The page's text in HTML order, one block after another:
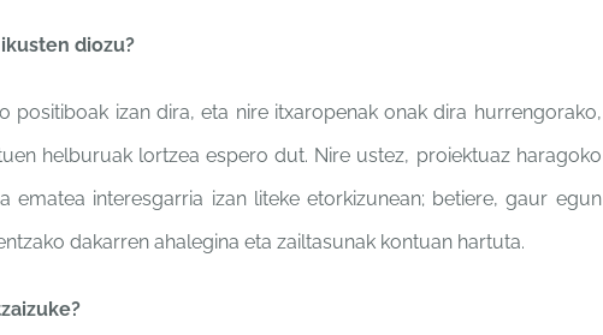
ikustendiozu?
positiboak izan dira, eta nire itxaropenak onak dira hurrengorako,
helburuak lortzea espero dut. Nire ustez, proiektuaz haragoko
ematea interesgarria izan liteke etorkizunean; betiere, gaur egun
dakarrenahalegina eta zailtasunak kontuan hartuta.